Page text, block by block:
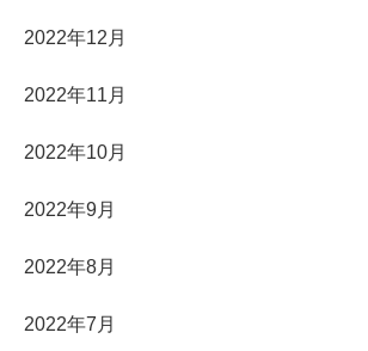
2022年12月
2022年11月
2022年10月
2022年9月
2022年8月
2022年7月